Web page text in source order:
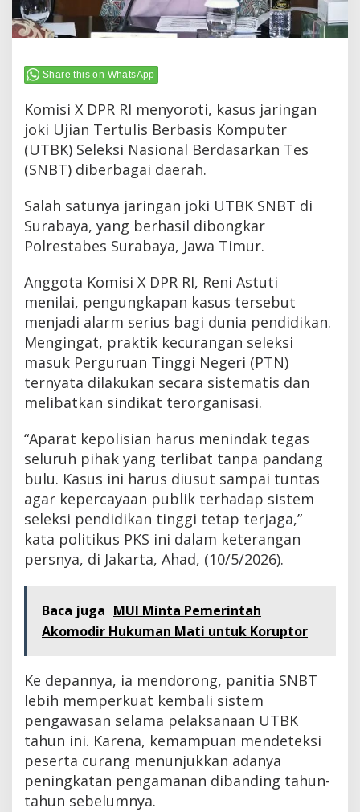
Share this on WhatsApp
Komisi X DPR RI menyoroti, kasus jaringan
joki Ujian Tertulis Berbasis Komputer
(UTBK) Seleksi Nasional Berdasarkan Tes
(SNBT) diberbagai daerah.
Salah satunya jaringan joki UTBK SNBT di
Surabaya, yang berhasil dibongkar
Polrestabes Surabaya, Jawa Timur.
Anggota Komisi X DPR RI, Reni Astuti
menilai, pengungkapan kasus tersebut
menjadi alarm serius bagi dunia pendidikan.
Mengingat, praktik kecurangan seleksi
masuk Perguruan Tinggi Negeri (PTN)
ternyata dilakukan secara sistematis dan
melibatkan sindikat terorganisasi.
“Aparat kepolisian harus menindak tegas
seluruh pihak yang terlibat tanpa pandang
bulu. Kasus ini harus diusut sampai tuntas
agar kepercayaan publik terhadap sistem
seleksi pendidikan tinggi tetap terjaga,”
kata politikus PKS ini dalam keterangan
persnya, di Jakarta, Ahad, (10/5/2026).
Baca juga MUI Minta Pemerintah
Akomodir Hukuman Mati untuk Koruptor
Ke depannya, ia mendorong, panitia SNBT
lebih memperkuat kembali sistem
pengawasan selama pelaksanaan UTBK
tahun ini. Karena, kemampuan mendeteksi
peserta curang menunjukkan adanya
peningkatan pengamanan dibanding tahun-
tahun sebelumnya.